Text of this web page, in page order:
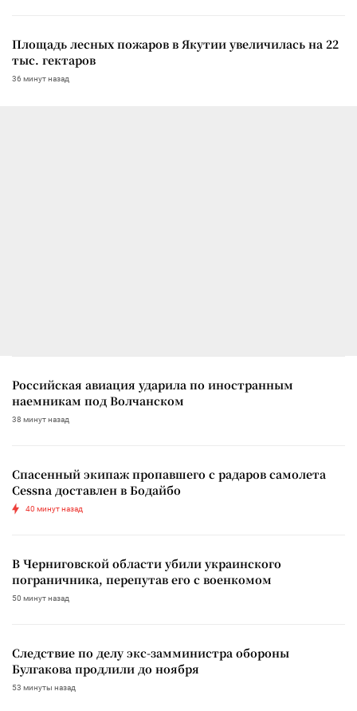
Площадь лесных пожаров в Якутии увеличилась на 22
тыс. гектаров
36 минут назад
Российская авиация ударила по иностранным
наемникам под Волчанском
38 минут назад
Спасенный экипаж пропавшего с радаров самолета
Cessna доставлен в Бодайбо
40 минут назад
В Черниговской области убили украинского
пограничника, перепутав его с военкомом
50 минут назад
Следствие по делу экс-замминистра обороны
Булгакова продлили до ноября
53 минуты назад